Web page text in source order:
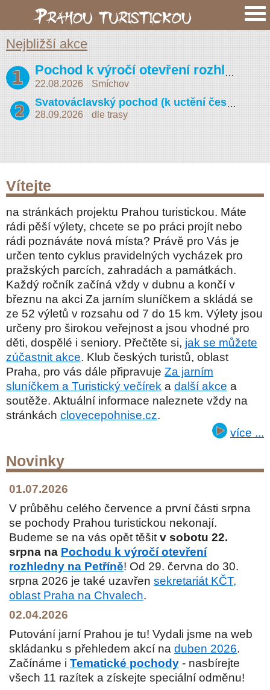
Nejbližší akce
Pochod k výročí otevření rozhledny na Petříně (Vojta Náprstek 2026)
22.08.2026
Smíchov
Svatováclavský pochod (k uctění české státnosti)
28.09.2026
dle trasy
Vítejte
na stránkách projektu Prahou turistickou. Máte
rádi pěší výlety, chcete se po práci projít nebo
rádi poznáváte nová místa? Právě pro Vás je
určen tento cyklus pravidelných vycházek pro
pražských parcích, zahradách a památkách.
Každý ročník začíná vždy v dubnu a končí v
březnu na akci Za jarním sluníčkem a skládá se
ze 52 výletů v rozsahu od 7 do 15 km. Výlety jsou
určeny pro širokou veřejnost a jsou vhodné pro
děti, dospělé i seniory. Přečtěte si, jak se můžete
zúčastnit akce. Klub českých turistů, oblast
Praha, pro vás dále připravuje Za jarním
sluníčkem a Turistický večírek a další akce a
soutěže. Aktuální informace naleznete vždy na
stránkách clovecepohnise.cz.
více ...
Novinky
01.07.2026
V průběhu celého července a první části srpna
se pochody Prahou turistickou nekonají.
Budeme se na vás opět těšit v sobotu 22.
srpna na Pochodu k výročí otevření
rozhledny na Petříně! Od 29. června do 30.
srpna 2026 je také uzavřen sekretariát KČT,
oblast Praha na Chvalech.
02.04.2026
Putování jarní Prahou je tu! Vydali jsme na web
skládanku s přehledem akcí na duben 2026.
Začínáme i Tematické pochody - nasbírejte
všech 11 razítek a získejte speciální odměnu!